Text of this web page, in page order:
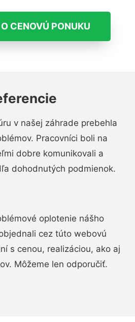
CENOVÚ PONUKU
v našej záhrade prebehla
Pracovníci boli na
dobre komunikovali a
dohodnutých podmienok.
oplotenie nášho
cez túto webovú
s cenou, realizáciou, ako aj
Môžeme len odporučiť.